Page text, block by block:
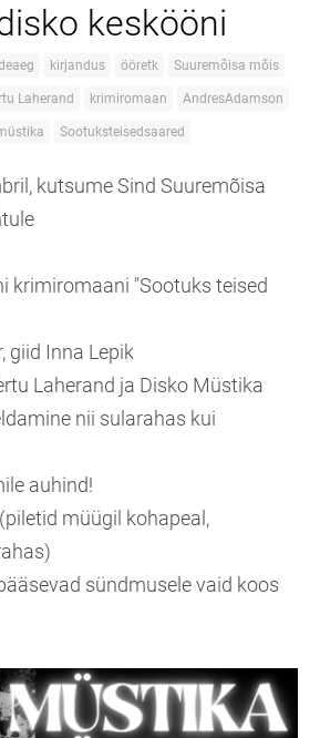
keskööni
kirjandus ööretk Suuremõisa mõis
Laherand krimiromaan AndresAdamson
Sootuksteisedsaared
kutsume Sind Suuremõisa
krimiromaani "Sootuks teised
giid Inna Lepik
Laherand ja Disko Müstika
nii sularahas kui
auhind!
müügil kohapeal,
sündmusele vaid koos